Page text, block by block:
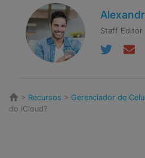
Staff Editor
> Recursos > Gerenciador de
do iCloud?